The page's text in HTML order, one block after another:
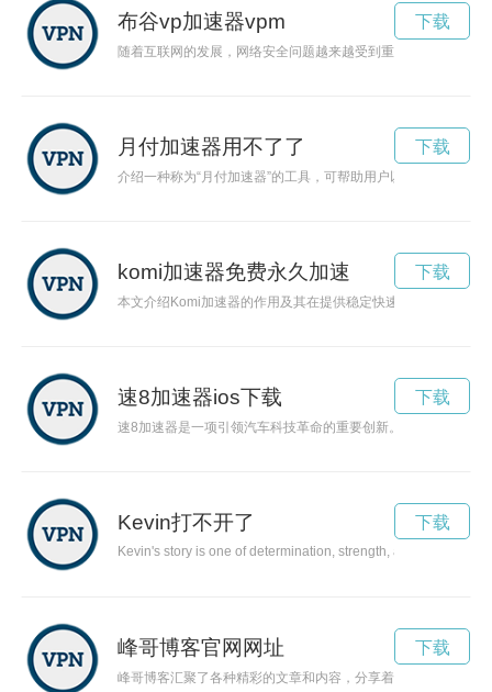
布谷vp加速器vpm
随着互联网的发展，网络安全问题越来越受到重视。在这种情
下载
月付加速器用不了了
介绍一种称为“月付加速器”的工具，可帮助用户以高效便捷的方
下载
komi加速器免费永久加速
本文介绍Komi加速器的作用及其在提供稳定快速网络连接方面
下载
速8加速器ios下载
速8加速器是一项引领汽车科技革命的重要创新。它采用高效能
下载
Kevin打不开了
Kevin's story is one of determination, strength, and positivity.
下载
峰哥博客官网网址
峰哥博客汇聚了各种精彩的文章和内容，分享着丰富的经验和
下载